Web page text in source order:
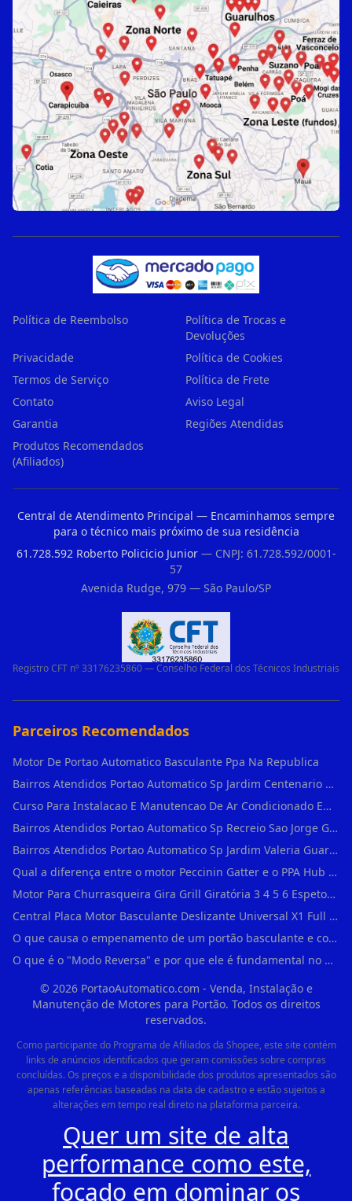
Política de Reembolso
Política de Trocas e
Devoluções
Privacidade
Política de Cookies
Termos de Serviço
Política de Frete
Contato
Aviso Legal
Garantia
Regiões Atendidas
Produtos Recomendados
(Afiliados)
Central de Atendimento Principal — Encaminhamos sempre
para o técnico mais próximo de sua residência
61.728.592 Roberto Policicio Junior— CNPJ: 61.728.592/0001-
57
Avenida Rudge, 979 — São Paulo/SP
Registro CFT nº 33176235860 — Conselho Federal dos Técnicos Industriais
Parceiros Recomendados
Motor De Portao Automatico Basculante Ppa Na Republica
Bairros Atendidos Portao Automatico Sp Jardim Centenario Guarulhos Sp Motor Para Portao Automatico Eletronico
Curso Para Instalacao E Manutencao De Ar Condicionado Em Sao Paulo
Bairros Atendidos Portao Automatico Sp Recreio Sao Jorge Guarulhos Sp Motor Para Portao Automatico Eletronico
Bairros Atendidos Portao Automatico Sp Jardim Valeria Guarulhos Sp Motor Para Portao Automatico Eletronico
Qual a diferença entre o motor Peccinin Gatter e o PPA Hub em Vila Romana?
Motor Para Churrasqueira Gira Grill Giratória 3 4 5 6 Espetos Gme Maxtorque Bivo em Cidade Dutra
Central Placa Motor Basculante Deslizante Universal X1 Full Range 433mhz em Vila Prudente
O que causa o empenamento de um portão basculante e como evitar em Campo Belo?
O que é o "Modo Reversa" e por que ele é fundamental no dia a dia em Itapevi?
© 2026PortaoAutomatico.com - Venda, Instalação e
Manutenção de Motores para Portão. Todos os direitos
reservados.
Como participante do Programa de Afiliados da Shopee, este site contém
links de anúncios identificados que geram comissões sobre compras
concluídas. Os preços e a disponibilidade dos produtos apresentados são
apenas referências baseadas na data de cadastro e estão sujeitos a
alterações em tempo real direto na plataforma parceira.
Quer um site de alta
performance como este,
focado em dominar os